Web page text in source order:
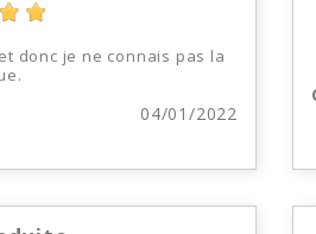
donc je ne connais pas la
04/01/2022